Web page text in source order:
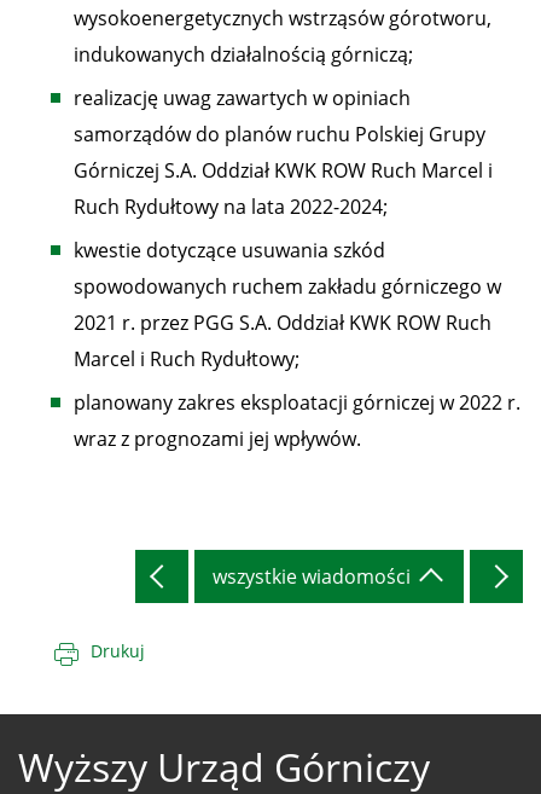
wysokoenergetycznych wstrząsów górotworu,
indukowanych działalnością górniczą;
realizację uwag zawartych w opiniach
samorządów do planów ruchu Polskiej Grupy
Górniczej S.A. Oddział KWK ROW Ruch Marcel i
Ruch Rydułtowy na lata 2022-2024;
kwestie dotyczące usuwania szkód
spowodowanych ruchem zakładu górniczego w
2021 r. przez PGG S.A. Oddział KWK ROW Ruch
Marcel i Ruch Rydułtowy;
planowany zakres eksploatacji górniczej w 2022 r.
wraz z prognozami jej wpływów.
wszystkie wiadomości
Drukuj
Wyższy Urząd Górniczy